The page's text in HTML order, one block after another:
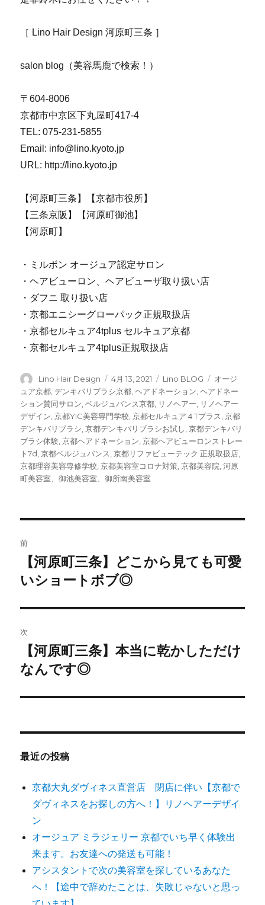
［ Lino Hair Design 河原町三条 ］
salon blog（美容馬鹿で検索！）
〒604-8006
京都市中京区下丸屋町417-4
TEL: 075-231-5855
Email: info@lino.kyoto.jp
URL: http://lino.kyoto.jp
【河原町三条】【京都市役所】
【三条京阪】【河原町御池】
【河原町】
・ミルボン オージュア認定サロン
・ヘアビューロン、ヘアビューザ取り扱い店
・ダフニ 取り扱い店
・京都エニシーグローパック正規取扱店
・京都セルキュア4tplus セルキュア京都
・京都セルキュア4tplus正規取扱店
投
稿
者
Lino Hair Design
投
稿
日:
4月 13, 2021
カ
テ
ゴ
リ
ー
Lino BLOG
タ
グ
オージ
ュア京都 ,デンキバリブラシ京都 ,ヘアドネーション ,ヘアドネー
ション賛同サロン ,ベルジュバンス京都 リノヘアー
リノヘアー
デザイン ,京都YIC美容専門学校 ,京都セルキュア４Tプラス ,京都
デンキバリブラシ ,京都デンキバリブラシお試し ,京都デンキバリ
ブラシ体験 ,京都ヘアドネーション ,京都ヘアビューロンストレー
ト7d ,京都ベルジュバンス ,京都リファビューテック 正規取扱店
京都理容美容専修学校 ,京都美容室コロナ対策 ,京都美容院 ,河原
町美容室、御池美容室、御所南美容室
稿
ナ
ビ
ゲ
ー
シ
ン
前
の
稿:
【河原町三条】どこから見ても可愛
いショートボブ◎
次
の
稿:
【河原町三条】本当に乾かしただけ
なんです◎
最近の投稿
京都大丸ダヴィネス直営店 閉店に伴い【京都で
ダヴィネスをお探しの方へ！】リノヘアーデザイ
ン
オージュア ミラジェリー 京都でいち早く体験出
来ます。お友達への発送も可能！
アシスタントで次の美容室を探しているあなた
へ！【途中で辞めたことは、失敗じゃないと思っ